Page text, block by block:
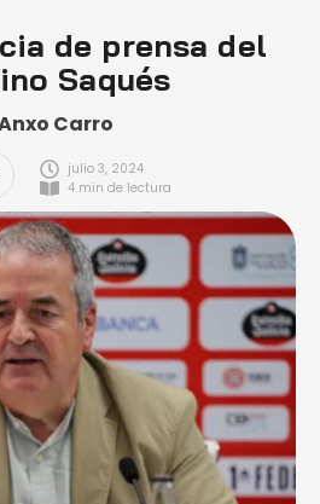
de prensa del
Saqués
Carro
julio 3, 2024
4 min de lectura